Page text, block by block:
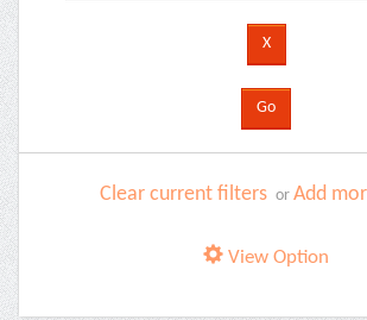
Clear current filters or Add
View Option